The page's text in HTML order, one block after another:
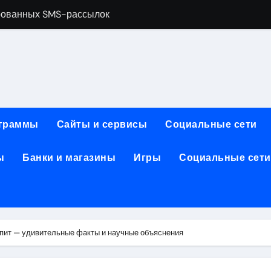
SMS-рассылок
анимации и восстановления фото и видео
почтой: функции, архитектура и безопасность
для современных профессий
преимущества, популярные решения и критерии
и пополнение в USDT: возможности, правовой статус и
данных и сетевого оборудования под рабочие
Сайты и сервисы Социальные сети
Банки и магазины Игры Социальные сети
— удивительные факты и научные объяснения